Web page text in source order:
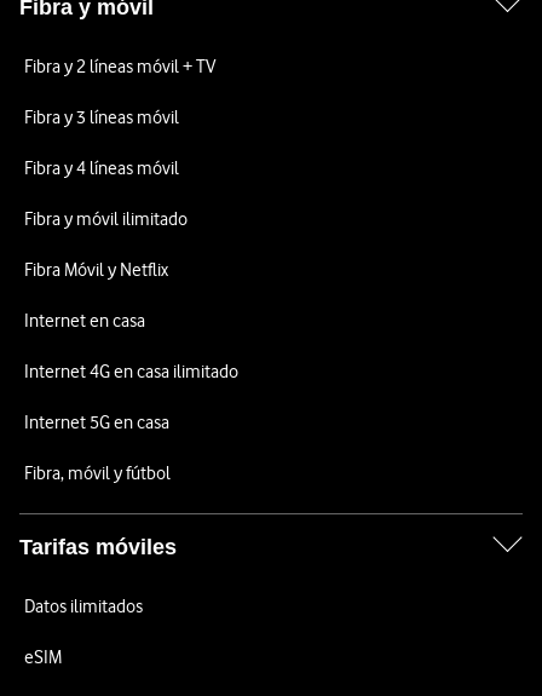
Fibra y móvil
Fibra y 2 líneas móvil + TV
Fibra y 3 líneas móvil
Fibra y 4 líneas móvil
Fibra y móvil ilimitado
Fibra Móvil y Netflix
Internet en casa
Internet 4G en casa ilimitado
Internet 5G en casa
Fibra, móvil y fútbol
Tarifas móviles
Datos ilimitados
eSIM